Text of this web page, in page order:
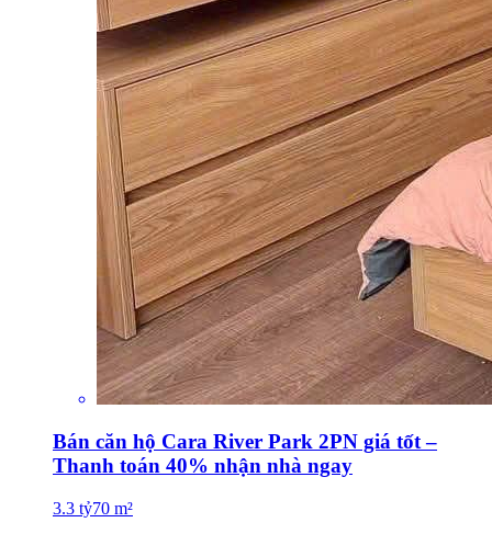
Bán căn hộ Cara River Park 2PN giá tốt –
Thanh toán 40% nhận nhà ngay
3.3 tỷ70 m²